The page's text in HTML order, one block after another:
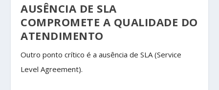
AUSÊNCIA DE SLA
COMPROMETE A QUALIDADE DO
ATENDIMENTO
Outro ponto crítico é a ausência de SLA (Service
Level Agreement).